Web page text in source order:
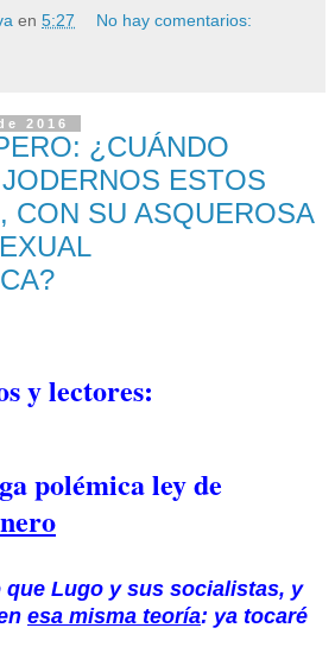
en 5:27 No hay comentarios:
2016
¿CUÁNDO
ESTOS
CON SU ASQUEROSA
y lectores:
polémica ley de
que Lugo y sus socialistas, y
esa misma teoría: ya tocaré